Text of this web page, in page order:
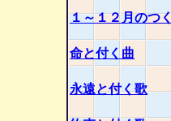
１～１２月のつ
命と付く曲
永遠と付く歌